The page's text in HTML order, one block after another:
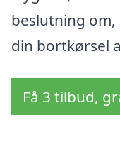
beslutning
din bortkørsel
Få 3 tilbud,